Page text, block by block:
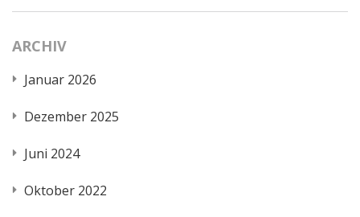
ARCHIV
Januar 2026
Dezember 2025
Juni 2024
Oktober 2022